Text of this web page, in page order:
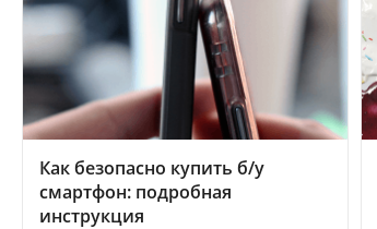
Как безопасно купить б/у
смартфон: подробная
инструкция